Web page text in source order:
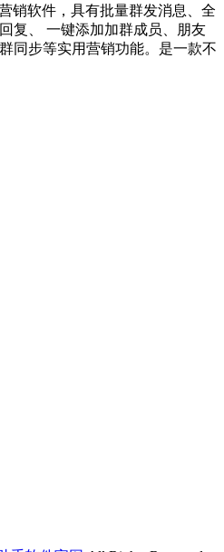
销软件，具有批量群发消息、全
复、 一键添加加群成员、朋友
同步等实用营销功能。是一款不